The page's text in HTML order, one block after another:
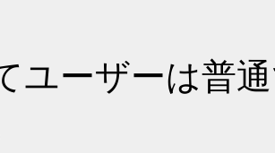
ユーザーは普